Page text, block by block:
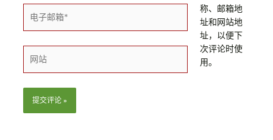
子
箱
站
称、邮箱地
址和网站地
址，以便下
次评论时使
用。